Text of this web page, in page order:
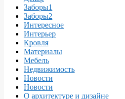
Заборы1
Заборы2
Интересное
Интерьер
Кровля
Материалы
Мебель
Недвижимость
Новости
Новости
О архитектуре и дизайне